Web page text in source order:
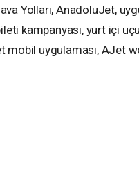
Yolları, AnadoluJet,
kampanyası, yurt içi
mobil uygulaması, AJet